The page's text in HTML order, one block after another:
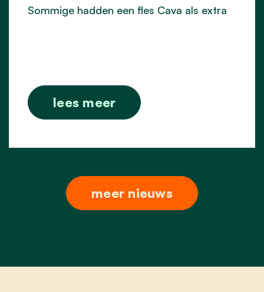
Sommige hadden een fles Cava als extra
lees meer
meer nieuws